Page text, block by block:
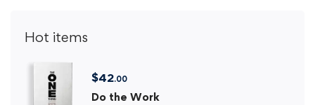
Hot items
$42.00
Do the Work